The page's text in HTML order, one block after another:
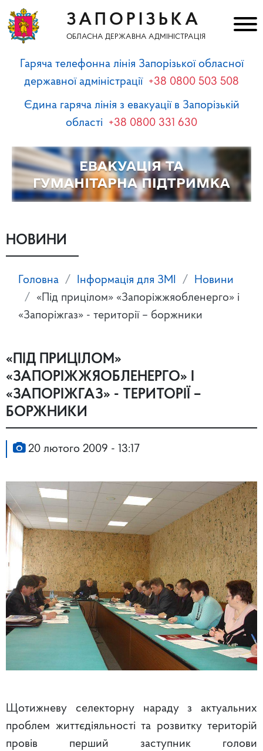
ЗАПОРІЗЬКА
ОБЛАСНА ДЕРЖАВНА АДМІНІСТРАЦІЯ
Гаряча телефонна лінія Запорізької обласної
державної адміністрації +38 0800 503 508
Єдина гаряча лінія з евакуації в Запорізькій
області +38 0800 331 630
НОВИНИ
Головна Інформація для ЗМІ
Новини
«Під прицілом» «Запоріжжяобленерго» і
«Запоріжгаз» - території – боржники
«ПІД ПРИЦІЛОМ»
«ЗАПОРІЖЖЯОБЛЕНЕРГО» І
«ЗАПОРІЖГАЗ» - ТЕРИТОРІЇ –
БОРЖНИКИ
20 лютого 2009 - 13:17
Щотижневу селекторну нараду з актуальних
проблем життєдіяльності та розвитку територій
провів перший заступник голови